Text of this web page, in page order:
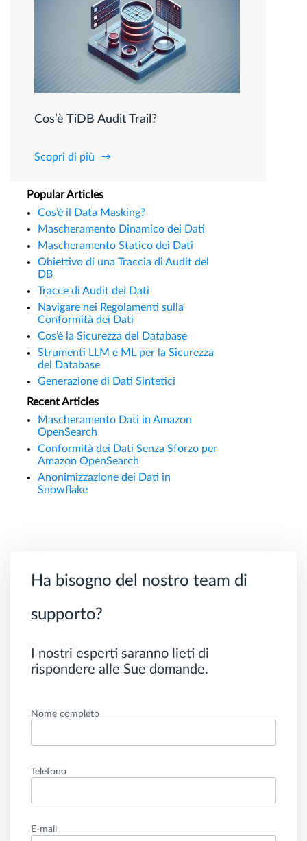
Cos’è TiDB Audit Trail?
Scopri di più
Popular Articles
Cos’è il Data Masking?
Mascheramento Dinamico dei Dati
Mascheramento Statico dei Dati
Obiettivo di una Traccia di Audit del
DB
Tracce di Audit dei Dati
Navigare nei Regolamenti sulla
Conformità dei Dati
Cos’è la Sicurezza del Database
Strumenti LLM e ML per la Sicurezza
del Database
Generazione di Dati Sintetici
Recent Articles
Mascheramento Dati in Amazon
OpenSearch
Conformità dei Dati Senza Sforzo per
Amazon OpenSearch
Anonimizzazione dei Dati in
Snowflake
Ha bisogno del nostro team di
supporto?
I nostri esperti saranno lieti di
rispondere alle Sue domande.
Nome completo
Telefono
E-mail